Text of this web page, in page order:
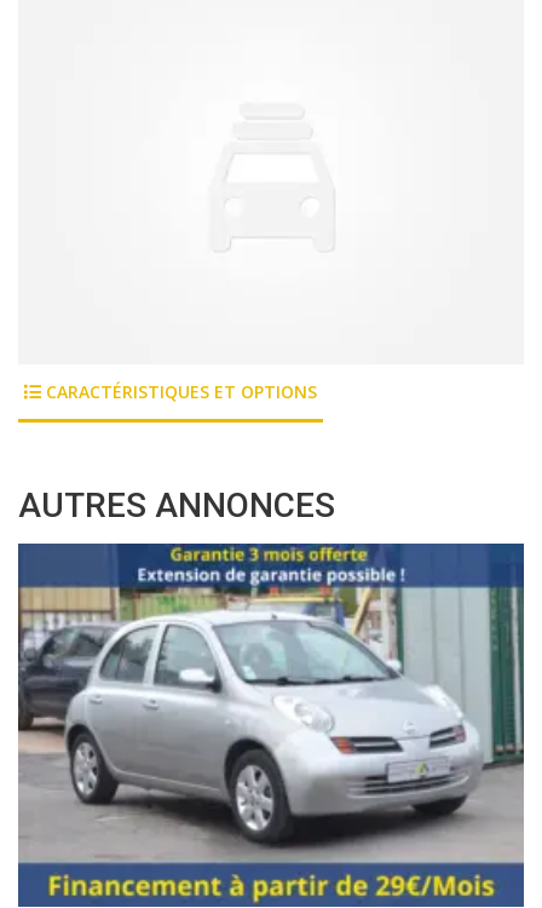
CARACTÉRISTIQUES ET OPTIONS
AUTRES ANNONCES